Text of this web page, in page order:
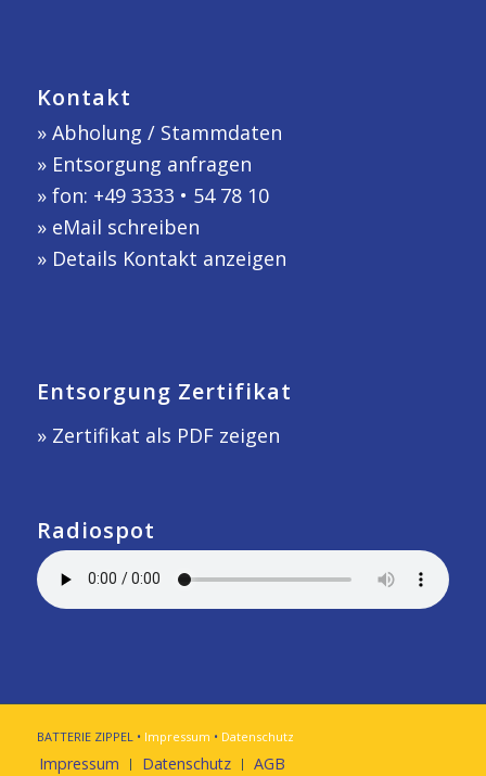
Kontakt
» Abholung / Stammdaten
» Entsorgung anfragen
» fon: +49 3333 • 54 78 10
» eMail schreiben
» Details Kontakt anzeigen
Entsorgung Zertifikat
» Zertifikat als PDF zeigen
Radiospot
BATTERIE ZIPPEL • Impressum • Datenschutz
Impressum Datenschutz AGB